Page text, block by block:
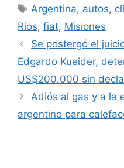
Etiquetas
Argentina, autos,
Ríos, fiat, Misiones
Se postergó el
Edgardo Kueider,
US$200.000 sin
Adiós al gas y a la
argentino para